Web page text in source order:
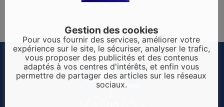
Gestion des cookies
Pour vous fournir des services, améliorer votre
expérience sur le site, le sécuriser, analyser le trafic,
vous proposer des publicités et des contenus
adaptés à vos centres d'intérêts, et enfin vous
permettre de partager des articles sur les réseaux
sociaux.